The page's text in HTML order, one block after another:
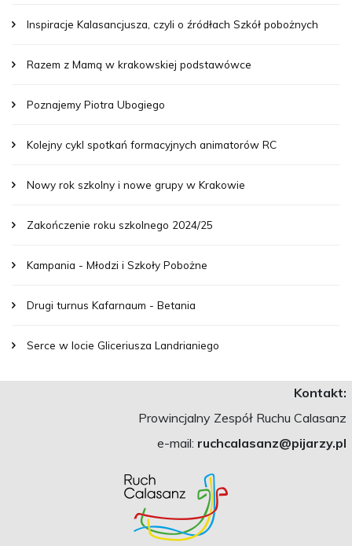
Inspiracje Kalasancjusza, czyli o źródłach Szkół pobożnych
Razem z Mamą w krakowskiej podstawówce
Poznajemy Piotra Ubogiego
Kolejny cykl spotkań formacyjnych animatorów RC
Nowy rok szkolny i nowe grupy w Krakowie
Zakończenie roku szkolnego 2024/25
Kampania - Młodzi i Szkoły Pobożne
Drugi turnus Kafarnaum - Betania
Serce w locie Gliceriusza Landrianiego
Kontakt:
Prowincjalny Zespół Ruchu Calasanz
e-mail: ruchcalasanz@pijarzy.pl